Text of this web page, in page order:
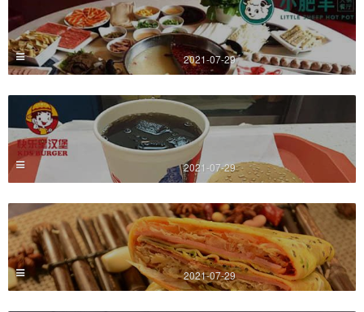
2021-07-29
2021-07-29
2021-07-29